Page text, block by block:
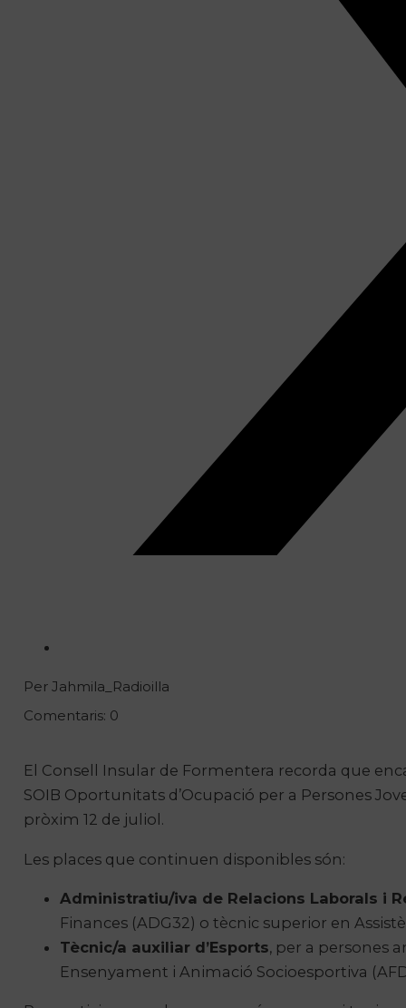
Per Jahmila_Radioilla
Comentaris: 0
El Consell Insular de Formentera recorda que
SOIB Oportunitats d’Ocupació per a Persones
pròxim 12 de juliol.
Les places que continuen disponibles són:
Administratiu/iva de Relacions Laborals i
Finances (ADG32) o tècnic superior en
Tècnic/a auxiliar d’Esports, per a persones
Ensenyament i Animació Socioesportiva